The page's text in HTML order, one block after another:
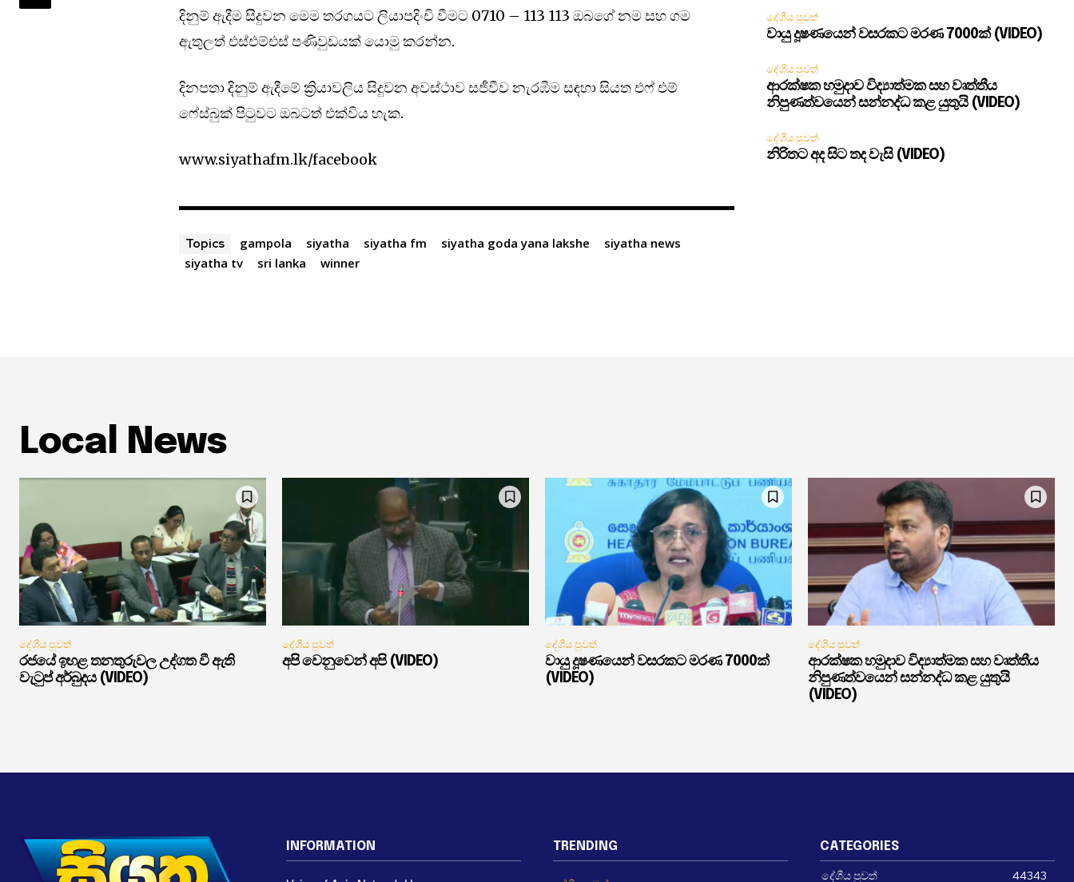
දිනුම් ඇදීම සිදුවන මෙම තරගයට ලියාපදිංචි වීමට 0710 – 113 113 ඔබගේ නම සහ ගම
ඇතුලත් එස්එම්එස් පණිවුඩයක් යොමු කරන්න.
දිනපතා දිනුම් ඇදීමේ ක්‍රියාවලිය සිදුවන අවස්ථාව සජීවීව නැරඹීම සඳහා සියත එෆ් එම්
ෆේස්බුක් පිටුවට ඔබටත් එක්විය හැක.
www.siyathafm.lk/facebook
Topics gampola siyatha siyatha fm siyatha goda yana lakshe
siyatha news
siyatha tv
sri lanka winner
දේශීය පුවත්
වායු දූෂණයෙන් වසරකට මරණ 7000ක් (VIDEO)
දේශීය පුවත්
ආරක්ෂක හමුදාව විද්‍යාත්මක සහ වෘත්තීය
නිපුණත්වයෙන් සන්නද්ධ කළ යුතුයි (VIDEO)
දේශීය පුවත්
නිරිතට අද සිට තද වැසි (VIDEO)
Local News
දේශීය පුවත්
රජයේ ඉහළ තනතුරුවල උද්ගත වී ඇති
වැටුප් අර්බුදය (VIDEO)
දේශීය පුවත්
අපි වෙනුවෙන් අපි (VIDEO)
දේශීය පුවත්
වායු දූෂණයෙන් වසරකට මරණ 7000ක්
(VIDEO)
දේශීය පුවත්
ආරක්ෂක හමුදාව විද්‍යාත්මක සහ වෘත්තීය
නිපුණත්වයෙන් සන්නද්ධ කළ යුතුයි
(VIDEO)
INFORMATION TRENDING CATEGORIES
දේශීය පුවත් 44343